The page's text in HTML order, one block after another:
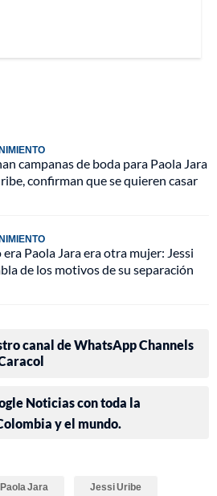
campanas de boda para Paola Jara
confirman que se quieren casar
era Paola Jara era otra mujer: Jessi
de los motivos de su separación
canal de WhatsApp Channels
Noticias con toda la
y el mundo.
Paola Jara Jessi Uribe